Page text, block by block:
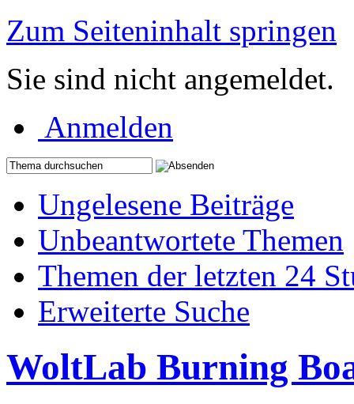
Zum Seiteninhalt springen
Sie sind nicht angemeldet.
Anmelden
Ungelesene Beiträge
Unbeantwortete Themen
Themen der letzten 24
Erweiterte Suche
WoltLab Burning